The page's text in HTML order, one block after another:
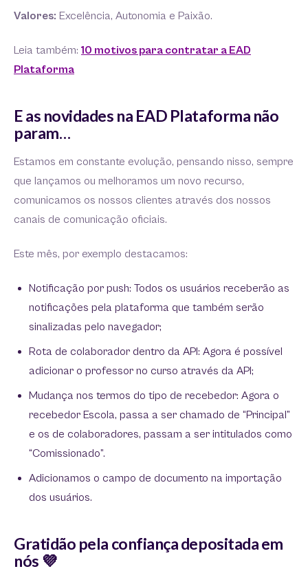
Valores: Excelência, Autonomia e Paixão.
Leia também: 10 motivos para contratar a EAD
Plataforma
E as novidades na EAD Plataforma não
param…
Estamos em constante evolução, pensando nisso, sempre
que lançamos ou melhoramos um novo recurso,
comunicamos os nossos clientes através dos nossos
canais de comunicação oficiais.
Este mês, por exemplo destacamos:
Notificação por push: Todos os usuários receberão as
notificações pela plataforma que também serão
sinalizadas pelo navegador;
Rota de colaborador dentro da API: Agora é possível
adicionar o professor no curso através da API;
Mudança nos termos do tipo de recebedor: Agora o
recebedor Escola, passa a ser chamado de “Principal”
e os de colaboradores, passam a ser intitulados como
“Comissionado”.
Adicionamos o campo de documento na importação
dos usuários.
Gratidão pela confiança depositada em
nós 💜